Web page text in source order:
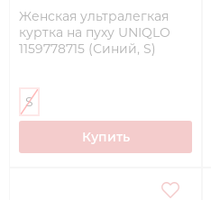
Женская ультралегкая
куртка на пуху UNIQLO
1159778715 (Синий, S)
S
Купить